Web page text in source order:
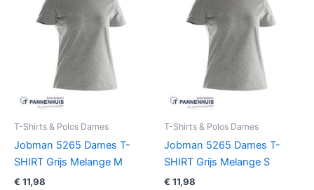
T-Shirts & Polos Dames
Jobman 5265 Dames T-
SHIRT Grijs Melange M
€ 11,98
T-Shirts & Polos Dames
Jobman 5265 Dames T-
SHIRT Grijs Melange S
€ 11,98